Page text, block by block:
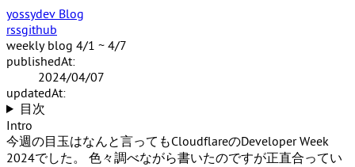
yossydev Blog
rssgithub
weekly blog 4/1 ~ 4/7
publishedAt:
2024/04/07
updatedAt:
目次
Intro
今週の目玉はなんと言ってもCloudflareのDeveloper Week
2024でした。 色々調べながら書いたのですが正直合ってい